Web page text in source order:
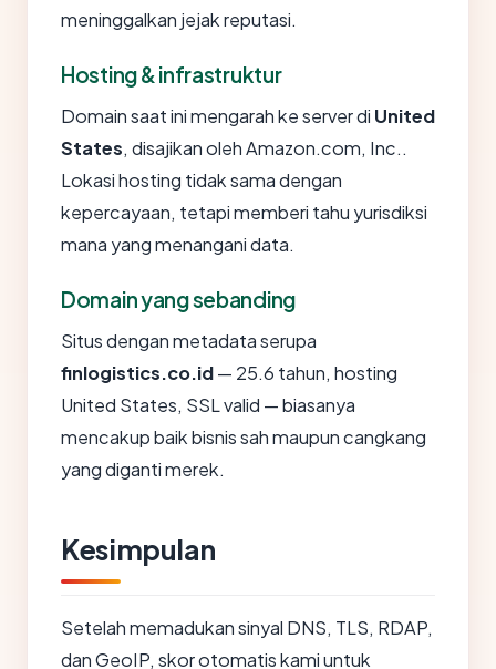
meninggalkan jejak reputasi.
Hosting & infrastruktur
Domain saat ini mengarah ke server di United
States, disajikan oleh Amazon.com, Inc..
Lokasi hosting tidak sama dengan
kepercayaan, tetapi memberi tahu yurisdiksi
mana yang menangani data.
Domain yang sebanding
Situs dengan metadata serupa
finlogistics.co.id— 25.6 tahun, hosting
United States, SSL valid — biasanya
mencakup baik bisnis sah maupun cangkang
yang diganti merek.
Kesimpulan
Setelah memadukan sinyal DNS, TLS, RDAP,
dan GeoIP, skor otomatis kami untuk